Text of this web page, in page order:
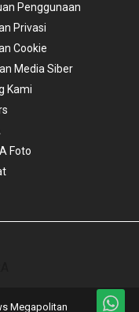
Penggunaan
Privasi
Cookie
Media Siber
Kami
Foto
Megapolitan